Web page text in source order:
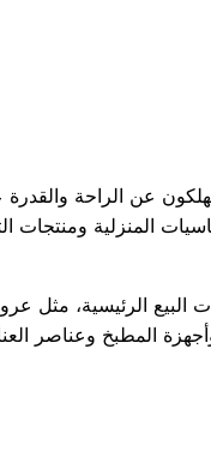
عن الراحة
المنزلية
البيع الرئيسية،
المطبخ وعناصر